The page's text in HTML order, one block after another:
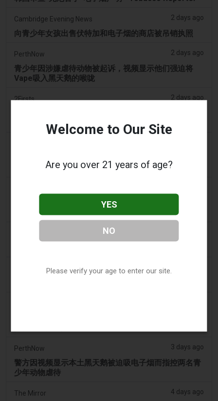
Cambridge Evening News 2 days ago
向青少年女孩出售伏特加和电子烟的商店被吊销执照
PerthNow 2 days ago
青少年因涉嫌虐待动物被起诉，视频显示他们强迫将
Vape吸入黑天鹅的喉咙
2Firsts 2 days ago
械的非法电子烟销售，界定六类违规行为
Tobacco Reporter
利润高于学生：价值十亿美元的电子烟丑闻正在毒害纳
米比亚的未来领导者
Génération sans tabac
PerthNow 3 days ago
警方因视频显示本土黑天鹅被迫吸电子烟而指控两名青
少年动物虐待
The Mirror 4 days ago
Welcome to Our Site
Are you over 21 years of age?
YES
NO
Please verify your age to enter our site.